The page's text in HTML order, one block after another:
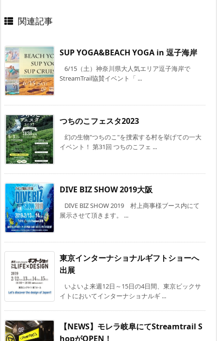
関連記事
SUP YOGA&BEACH YOGA in 逗子海岸
6/15（土）神奈川県大人気エリア逗子海岸で
StreamTrail協賛イベント「 ...
つちのこフェスタ2023
幻の生物"つちのこ"を捜索する村を挙げての一大
イベント！ 第31回 つちのこフェ ...
DIVE BIZ SHOW 2019大阪
DIVE BIZ SHOW 2019 村上商事様ブース内にて
展示させて頂きます。 ...
東京インターナショナルギフトショーへ
出展
いよいよ来週12日～15日の4日間、東京ビックサ
イトにおいてインターナショナルギ ...
【NEWS】モレラ岐阜にてStreamtrail S
hopがOPEN！